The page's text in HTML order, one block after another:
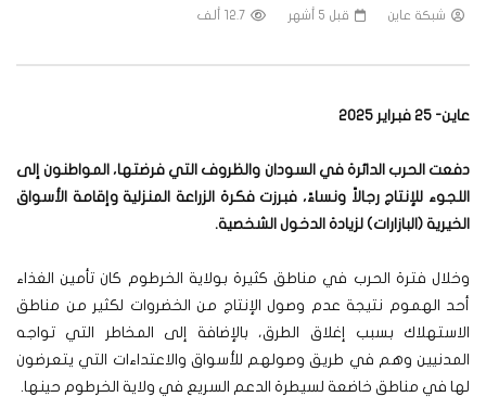
شبكة عاين قبل 5 أشهر 12.7 ألف
عاين- 25 فبراير 2025
دفعت الحرب الدائرة في السودان والظروف التي فرضتها، المواطنون إلى
اللجوء للإنتاج رجالاً ونساءً، فبرزت فكرة الزراعة المنزلية وإقامة الأسواق
الخيرية (البازارات) لزيادة الدخول الشخصية.
وخلال فترة الحرب في مناطق كثيرة بولاية الخرطوم كان تأمين الغذاء
أحد الهموم نتيجة عدم وصول الإنتاج من الخضروات لكثير من مناطق
الاستهلاك بسبب إغلاق الطرق، بالإضافة إلى المخاطر التي تواجه
المدنيين وهم في طريق وصولهم للأسواق والاعتداءات التي يتعرضون
لها في مناطق خاضعة لسيطرة الدعم السريع في ولاية الخرطوم حينها.